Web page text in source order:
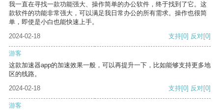
我一直在寻找一款功能强大、操作简单的办公软件，终于找到了它。这
款软件的功能非常强大，可以满足我日常办公的所有需求。操作也很简
单，即使是小白也能快速上手。
2024-02-18
支持[0] 反对[0]
游客
这款加速器app的加速效果一般，可以再提升一下，比如能够支持更多地
区的线路。
2024-02-18
支持[0] 反对[0]
游客